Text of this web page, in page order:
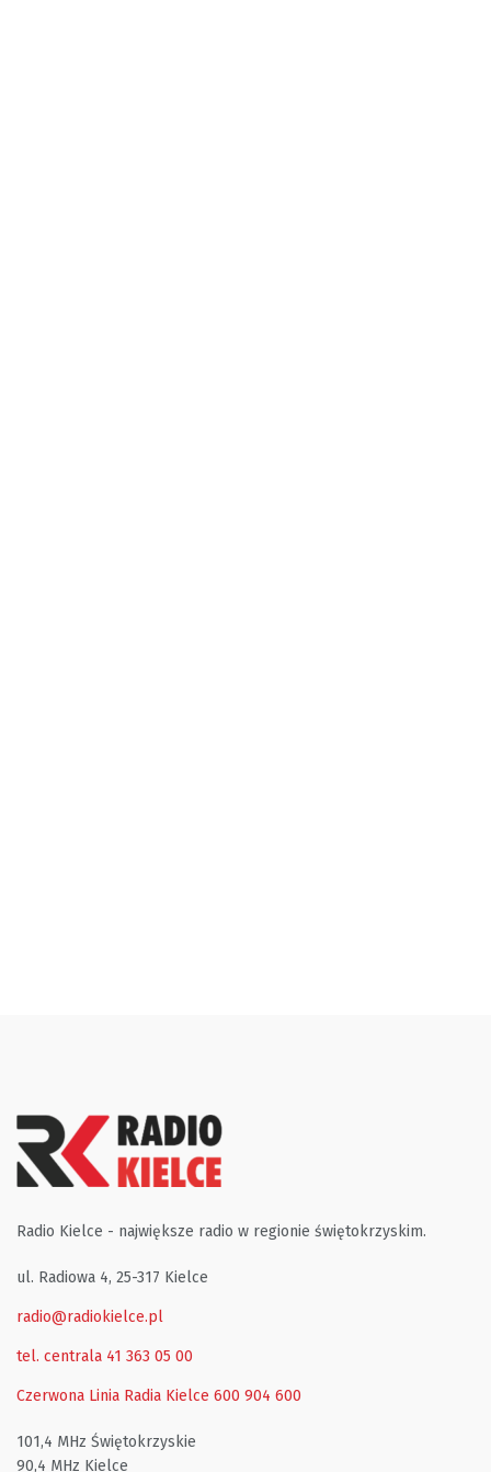
Radio Kielce - największe radio w regionie świętokrzyskim.
ul. Radiowa 4, 25-317 Kielce
radio@radiokielce.pl
tel. centrala 41 363 05 00
Czerwona Linia Radia Kielce 600 904 600
101,4 MHz Świętokrzyskie
90,4 MHz Kielce